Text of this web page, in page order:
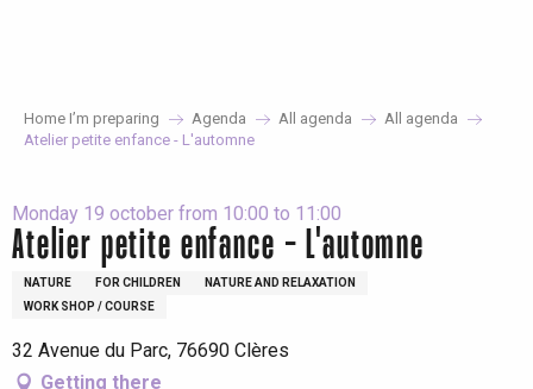
Home I’m preparing Agenda All agenda
All agenda
Atelier petite enfance - L'automne
Monday 19 october from 10:00 to 11:00
Atelier petite enfance - L'automne
NATURE FOR CHILDREN
NATURE AND RELAXATION
WORK SHOP / COURSE
32 Avenue du Parc, 76690 Clères
Getting there